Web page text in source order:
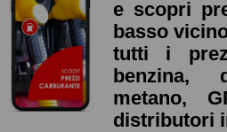
e scopri
basso
tutti i
benzina,
metano,
distributori